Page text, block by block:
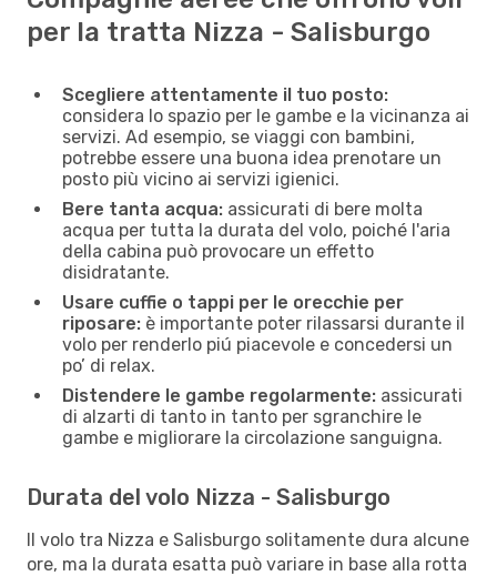
per la tratta Nizza - Salisburgo
Scegliere attentamente il tuo posto:
considera lo spazio per le gambe e la vicinanza ai
servizi. Ad esempio, se viaggi con bambini,
potrebbe essere una buona idea prenotare un
posto più vicino ai servizi igienici.
Bere tanta acqua: assicurati di bere molta
acqua per tutta la durata del volo, poiché l'aria
della cabina può provocare un effetto
disidratante.
Usare cuffie o tappi per le orecchie per
riposare: è importante poter rilassarsi durante il
volo per renderlo piú piacevole e concedersi un
po’ di relax.
Distendere le gambe regolarmente: assicurati
di alzarti di tanto in tanto per sgranchire le
gambe e migliorare la circolazione sanguigna.
Durata del volo Nizza - Salisburgo
Il volo tra Nizza e Salisburgo solitamente dura alcune
ore, ma la durata esatta può variare in base alla rotta